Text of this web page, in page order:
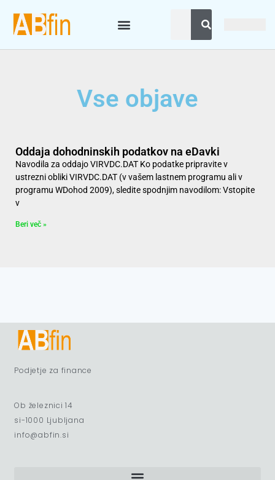
Vse objave
Oddaja dohodninskih podatkov na eDavki
Navodila za oddajo VIRVDC.DAT Ko podatke pripravite v
ustrezni obliki VIRVDC.DAT (v vašem lastnem programu ali v
programu WDohod 2009), sledite spodnjim navodilom: Vstopite
v
Beri več »
Podjetje za finance
Ob železnici 14
si-1000 Ljubljana
info@abfin.si